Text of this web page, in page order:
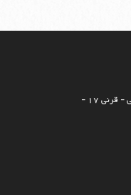
چهارراه وليعصر - خيابان قرنی - قرنی 17 -